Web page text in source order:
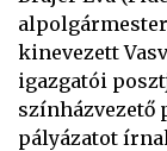
kinevezett
igazgatói
színházvezető
pályázatot